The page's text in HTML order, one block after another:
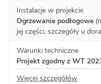
Instalacje w projekcie
Ogrzewanie podłogowe
jej części, szczegóły u
Warunki techniczne
Projekt zgodny z WT
Więcej szczegółów